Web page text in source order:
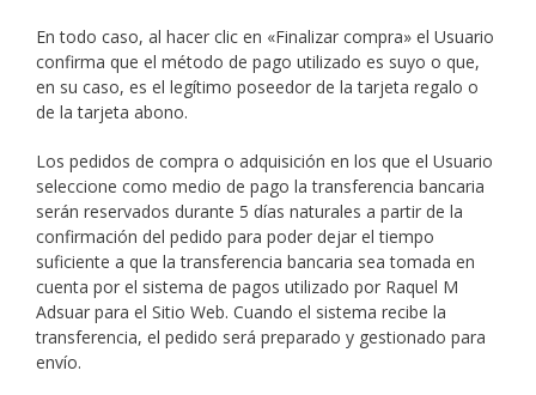
En todo caso, al hacer clic en «Finalizar compra» el Usuario
confirma que el método de pago utilizado es suyo o que,
en su caso, es el legítimo poseedor de la tarjeta regalo o
de la tarjeta abono.
Los pedidos de compra o adquisición en los que el Usuario
seleccione como medio de pago la transferencia bancaria
serán reservados durante 5 días naturales a partir de la
confirmación del pedido para poder dejar el tiempo
suficiente a que la transferencia bancaria sea tomada en
cuenta por el sistema de pagos utilizado por Raquel M
Adsuar para el Sitio Web. Cuando el sistema recibe la
transferencia, el pedido será preparado y gestionado para
envío.